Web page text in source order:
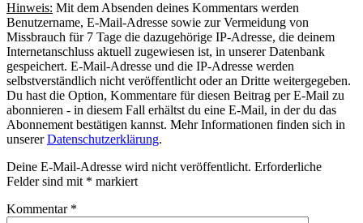
Hinweis: Mit dem Absenden deines Kommentars werden
Benutzername, E-Mail-Adresse sowie zur Vermeidung von
Missbrauch für 7 Tage die dazugehörige IP-Adresse, die deinem
Internetanschluss aktuell zugewiesen ist, in unserer Datenbank
gespeichert. E-Mail-Adresse und die IP-Adresse werden
selbstverständlich nicht veröffentlicht oder an Dritte weitergegeben.
Du hast die Option, Kommentare für diesen Beitrag per E-Mail zu
abonnieren - in diesem Fall erhältst du eine E-Mail, in der du das
Abonnement bestätigen kannst. Mehr Informationen finden sich in
unsererDatenschutzerklärung.
Deine E-Mail-Adresse wird nicht veröffentlicht. Erforderliche
Felder sind mit * markiert
Kommentar *